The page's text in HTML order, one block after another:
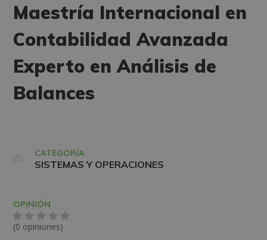
Maestría Internacional en
Contabilidad Avanzada
Experto en Análisis de
Balances
CATEGORÍA
SISTEMAS Y OPERACIONES
OPINIÓN
(0 opiniones)